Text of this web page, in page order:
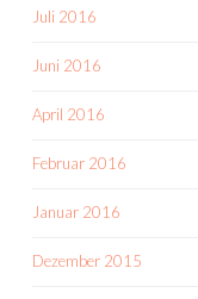
Juli 2016
Juni 2016
April 2016
Februar 2016
Januar 2016
Dezember 2015